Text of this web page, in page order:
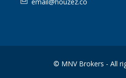
© MNV Brokers - All